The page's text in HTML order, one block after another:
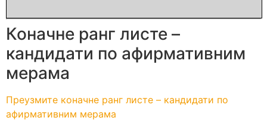
Коначне ранг листе –
кандидати по афирмативним
мерама
Преузмите коначне ранг листе – кандидати по
афирмативним мерама